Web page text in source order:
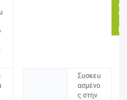
Συσκευ
ασμένο
ς στην